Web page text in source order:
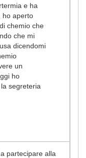
e ha
ho aperto
chemio che
che mi
dicendomi
un
ho
segreteria
a partecipare alla